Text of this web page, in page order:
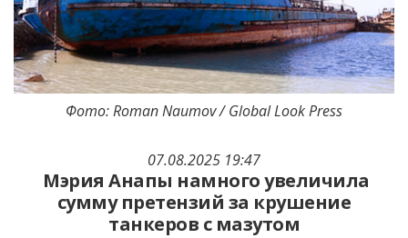
07.08.2025 19:47
Мэрия Анапы намного увеличила
сумму претензий за крушение
танкеров с мазутом
Фото: Roman Naumov / Global Look Press